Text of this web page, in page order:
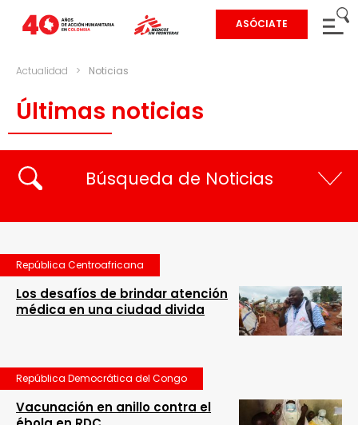
ASÓCIATE
Actualidad > Noticias
Últimas noticias
Búsqueda de Noticias
República Centroafricana
Los desafíos de brindar atención
médica en una ciudad divida
República Democrática del Congo
Vacunación en anillo contra el